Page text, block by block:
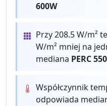
600W
Przy 208.5 W/m²
W/m² mniej na
mediana PERC
Współczynnik
odpowiada